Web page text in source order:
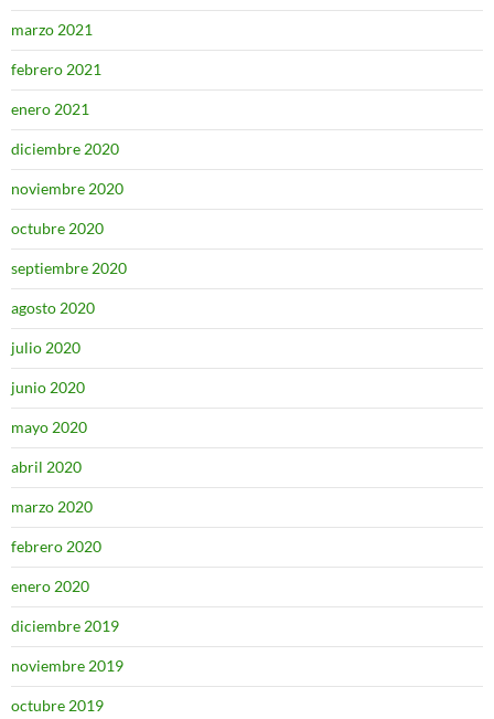
marzo 2021
febrero 2021
enero 2021
diciembre 2020
noviembre 2020
octubre 2020
septiembre 2020
agosto 2020
julio 2020
junio 2020
mayo 2020
abril 2020
marzo 2020
febrero 2020
enero 2020
diciembre 2019
noviembre 2019
octubre 2019